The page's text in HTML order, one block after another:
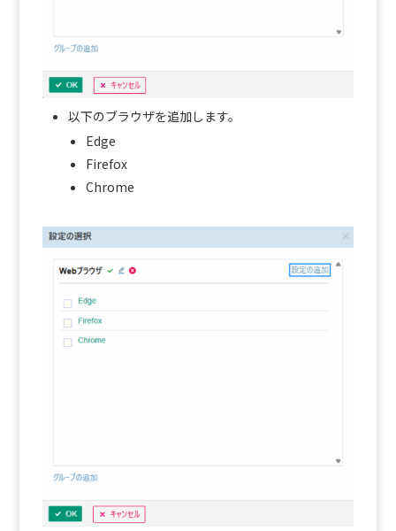
以下のブラウザを追加します。
Edge
Firefox
Chrome